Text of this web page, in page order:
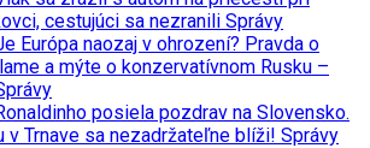
cestujúci sa nezranili Správy
Európa naozaj v ohrození? Pravda o
a mýte o konzervatívnom Rusku –
posiela pozdrav na Slovensko.
v Trnave sa nezadržateľne blíži! Správy